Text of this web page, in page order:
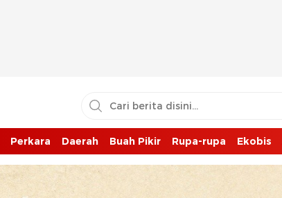
Perkara Daerah Buah Pikir Rupa-rupa Ekobis